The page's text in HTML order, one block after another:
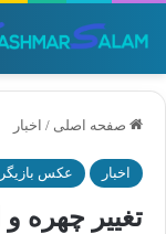
صفحه اصلی / اخبار
اخبار عکس
تغییر چهره و